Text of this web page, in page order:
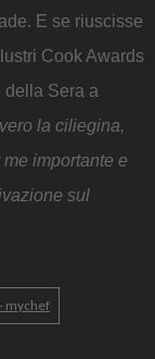
E se riuscisse
Cook Awards
della Sera a
la ciliegina,
importante e
sul
mychef